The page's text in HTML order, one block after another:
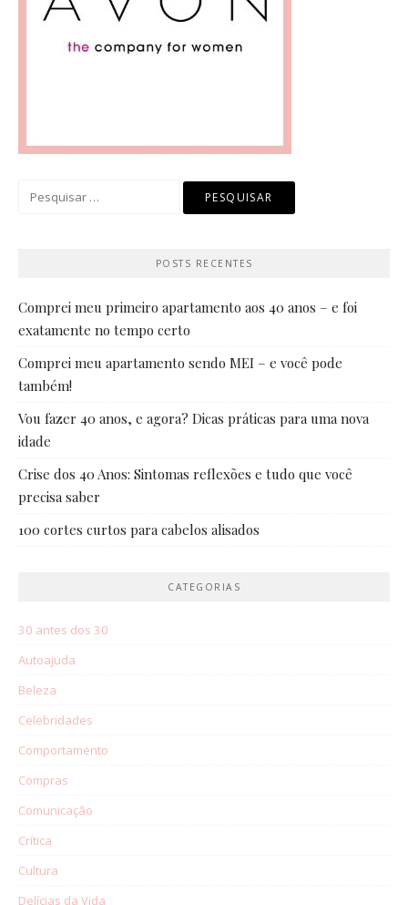
POSTS RECENTES
Comprei meu primeiro apartamento aos 40 anos – e foi
exatamente no tempo certo
Comprei meu apartamento sendo MEI – e você pode
também!
Vou fazer 40 anos, e agora? Dicas práticas para uma nova
idade
Crise dos 40 Anos: Sintomas reflexões e tudo que você
precisa saber
100 cortes curtos para cabelos alisados
CATEGORIAS
30 antes dos 30
Autoajuda
Beleza
Celebridades
Comportamento
Compras
Comunicação
Crítica
Cultura
Delícias da Vida